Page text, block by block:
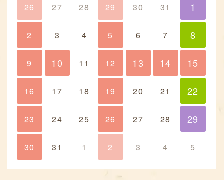
26 27 28 29 30 31 1
1
2 3 4 5 6 7 8
8
9 10 11 12 13 14 15
10 13 14 15
16 17 18 19 20 21 22
22
23 24 25 26 27 28 29
29
30 31 1 2 3 4 5